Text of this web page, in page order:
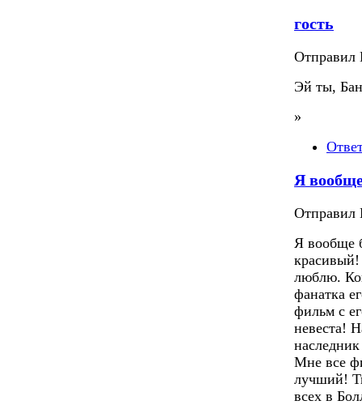
гость
Отправил
Эй ты,
»
Я
Отправил
Я вообще
люблю.
фанатка
фильм с
невеста!
Мне все
лучший!
всех в